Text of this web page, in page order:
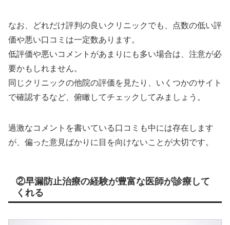
なお、どれだけ評判の良いクリニックでも、点数の低い評
価や悪い口コミは一定数あります。
低評価や悪いコメントがあまりにも多い場合は、注意が必
要かもしれません。
同じクリニックの他院の評価を見たり、いくつかのサイト
で確認するなど、俯瞰してチェックしてみましょう。
過激なコメントを書いている口コミも中には存在します
が、偏った意見ばかりに目を向けないことが大切です。
②早漏防止治療の経験が豊富な医師が診療して
くれる